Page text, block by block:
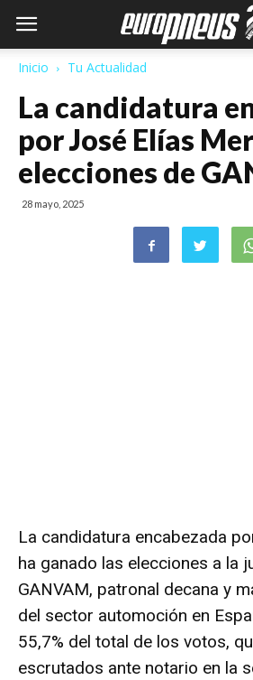
Inicio Tu Actualidad
La candidatura
por José Elías
elecciones de
28 mayo, 2025
La candidatura encabezada
ha ganado las elecciones a la
GANVAM, patronal decana y
del sector automoción en
55,7% del total de los votos,
escrutados ante notario en la